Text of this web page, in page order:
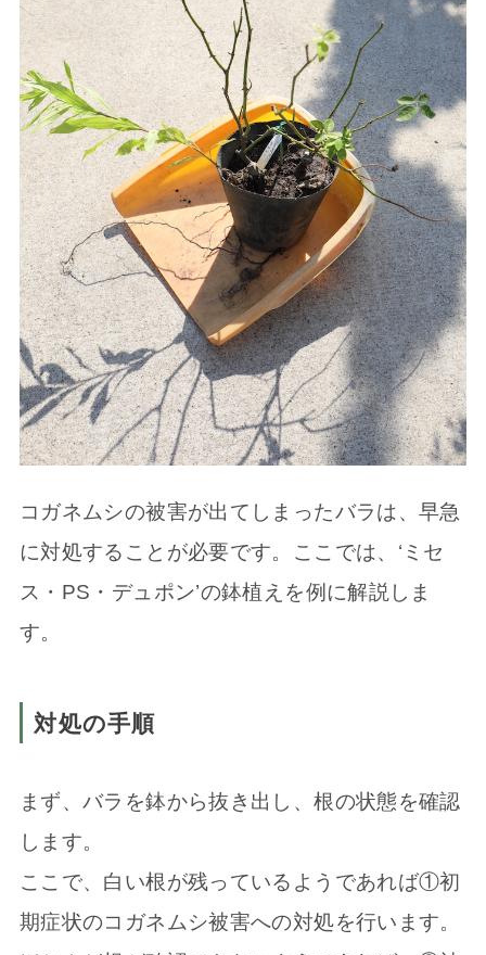
コガネムシの被害が出てしまったバラは、早急
に対処することが必要です。ここでは、‘ミセ
ス・PS・デュポン’の鉢植えを例に解説しま
す。
対処の手順
まず、バラを鉢から抜き出し、根の状態を確認
します。
ここで、白い根が残っているようであれば①初
期症状のコガネムシ被害への対処を行います。